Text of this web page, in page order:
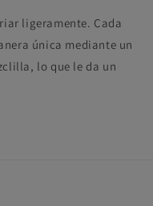
ligeramente. Cada
única mediante un
lo que le da un